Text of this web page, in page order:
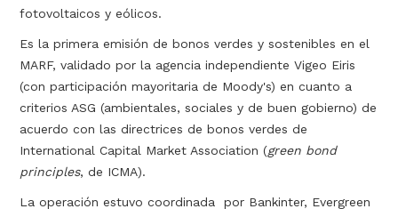
fotovoltaicos y eólicos.
Es la primera emisión de bonos verdes y sostenibles en el
MARF, validado por la agencia independiente Vigeo Eiris
(con participación mayoritaria de Moody's) en cuanto a
criterios ASG (ambientales, sociales y de buen gobierno) de
acuerdo con las directrices de bonos verdes de
International Capital Market Association (green bond
principles, de ICMA).
La operación estuvo coordinada por Bankinter, Evergreen